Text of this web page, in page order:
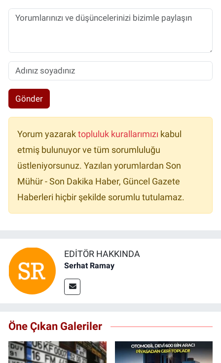
Gönder
Yorum yazarak topluluk kurallarımızı kabul
etmiş bulunuyor ve tüm sorumluluğu
üstleniyorsunuz. Yazılan yorumlardan Son
Mühür - Son Dakika Haber, Güncel Gazete
Haberleri hiçbir şekilde sorumlu tutulamaz.
EDITÖR HAKKINDA
Serhat Ramay
Öne Çıkan Galeriler